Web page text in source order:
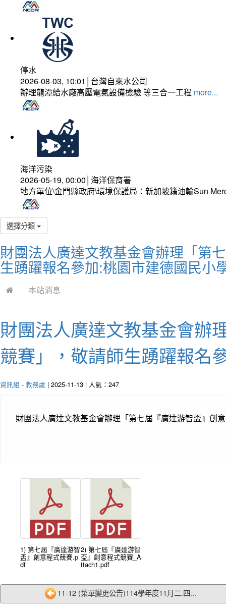
停水
2026-08-03, 10:01│台灣自來水公司
辦理龍潭給水廠高壓電氣設備檢驗 等三合一工程 more...
海洋污染
2026-05-19, 00:00│海洋保育署
地方單位\金門縣政府\環境保護局：新加坡籍油輪Sun
選擇分類
財團法人廣達文教基金會辦理「第
生踴躍報名參加:桃園市建德國民小
本站消息
財團法人廣達文教基金會辦
競賽」，敬請師生踴躍報名
資訊組 - 教務處 | 2025-11-13 | 人氣：247
財團法人廣達文教基金會辦理「第七屆『廣達游智盃』創
1) 第七屆『廣達游智
盃』創意程式競賽.p
df
2) 第七屆『廣達游智
盃』創意程式競賽_A
ttach1.pdf
11-12 (菜單變更公告)114學年度11月二.四...